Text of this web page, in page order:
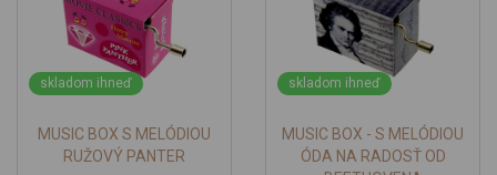
skladom ihneď
MUSIC BOX S MELÓDIOU
RUŽOVÝ PANTER
skladom ihneď
MUSIC BOX - S MELÓDIOU
ÓDA NA RADOSŤ OD